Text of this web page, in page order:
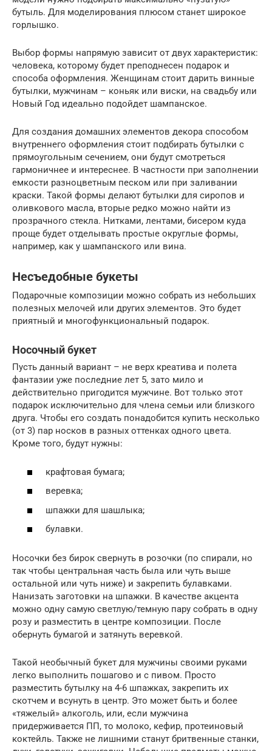
бутыль. Для моделирования плюсом станет широкое
горлышко.
Выбор формы напрямую зависит от двух характеристик:
человека, которому будет преподнесен подарок и
способа оформления. Женщинам стоит дарить винные
бутылки, мужчинам – коньяк или виски, на свадьбу или
Новый Год идеально подойдет шампанское.
Для создания домашних элементов декора способом
внутреннего оформления стоит подбирать бутылки с
прямоугольным сечением, они будут смотреться
гармоничнее и интереснее. В частности при заполнении
емкости разноцветным песком или при заливании
краски. Такой формы делают бутылки для сиропов и
оливкового масла, вторые редко можно найти из
прозрачного стекла. Нитками, лентами, бисером куда
проще будет отделывать простые округлые формы,
например, как у шампанского или вина.
Несъедобные букеты
Подарочные композиции можно собрать из небольших
полезных мелочей или других элементов. Это будет
приятный и многофункциональный подарок.
Носочный букет
Пусть данный вариант – не верх креатива и полета
фантазии уже последние лет 5, зато мило и
действительно пригодится мужчине. Вот только этот
подарок исключительно для члена семьи или близкого
друга. Чтобы его создать понадобится купить несколько
(от 3) пар носков в разных оттенках одного цвета.
Кроме того, будут нужны:
крафтовая бумага;
веревка;
шпажки для шашлыка;
булавки.
Носочки без бирок свернуть в розочки (по спирали, но
так чтобы центральная часть была или чуть выше
остальной или чуть ниже) и закрепить булавками.
Нанизать заготовки на шпажки. В качестве акцента
можно одну самую светлую/темную пару собрать в одну
розу и разместить в центре композиции. После
обернуть бумагой и затянуть веревкой.
Такой необычный букет для мужчины своими руками
легко выполнить пошагово и с пивом. Просто
разместить бутылку на 4-6 шпажках, закрепить их
скотчем и всунуть в центр. Это может быть и более
«тяжелый» алкоголь, или, если мужчина
придерживается ПП, то молоко, кефир, протеиновый
коктейль. Также не лишними станут бритвенные станки,